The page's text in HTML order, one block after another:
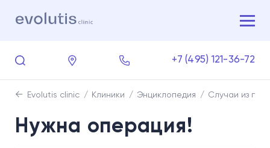
+7 (495) 121-36-72
Evolutis clinic Клиники Энциклопедия Случаи из
Нужна операция!